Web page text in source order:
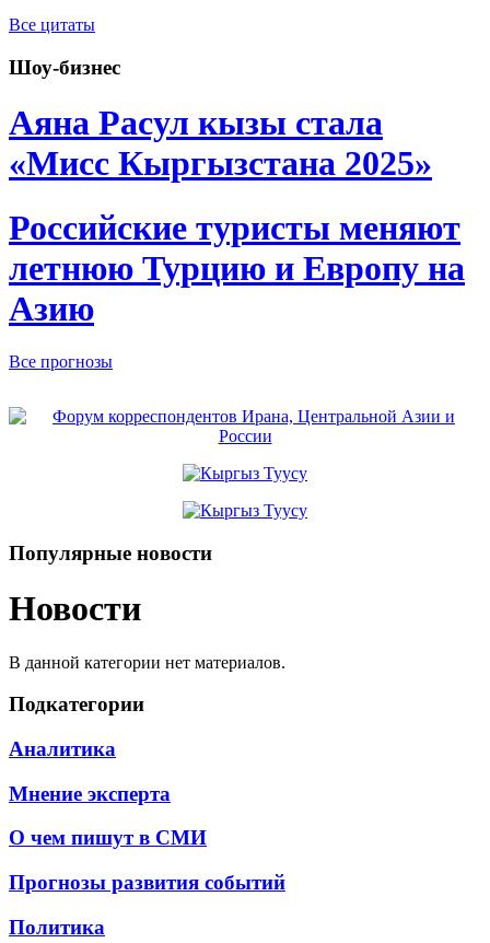
Все цитаты
Шоу-бизнес
Аяна Расул кызы стала
«Мисс Кыргызстана 2025»
Российские туристы меняют
летнюю Турцию и Европу на
Азию
Все прогнозы
Популярные новости
Новости
В данной категории нет материалов.
Подкатегории
Аналитика
Мнение эксперта
О чем пишут в СМИ
Прогнозы развития событий
Политика